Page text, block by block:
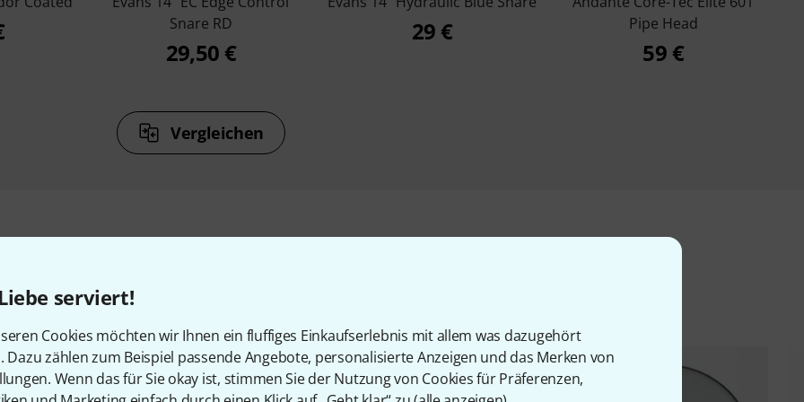
serviert!
Cookies möchten wir Ihnen ein fluffiges Einkaufserlebnis mit allem was dazugehört
Dazu zählen zum Beispiel passende Angebote, personalisierte Anzeigen und das Merken von
Wenn das für Sie okay ist, stimmen Sie der Nutzung von Cookies für Präferenzen,
Snare RD
29,50 €
29 €
Pipe Head
59 €
Vergleichen
Zubehör & passende Artikel